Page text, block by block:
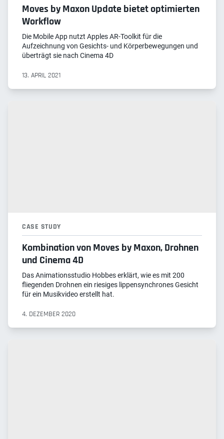
Moves by Maxon Update bietet optimierten
Workflow
Die Mobile App nutzt Apples AR-Toolkit für die
Aufzeichnung von Gesichts- und Körperbewegungen und
überträgt sie nach Cinema 4D
13. APRIL 2021
CASE STUDY
Kombination von Moves by Maxon, Drohnen
und Cinema 4D
Das Animationsstudio Hobbes erklärt, wie es mit 200
fliegenden Drohnen ein riesiges lippensynchrones Gesicht
für ein Musikvideo erstellt hat.
4. DEZEMBER 2020